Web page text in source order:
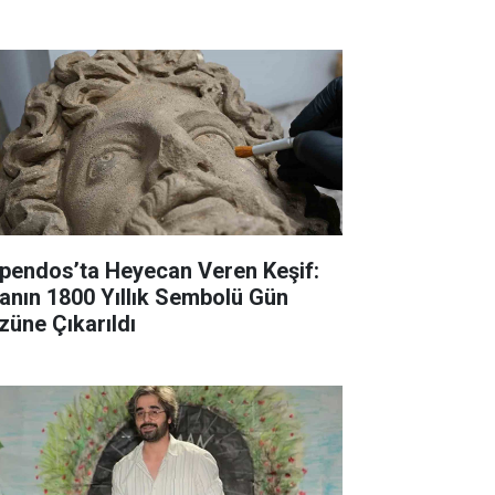
Heyecan Veren Keşif:
1800 Yıllık Sembolü Gün
Çıkarıldı